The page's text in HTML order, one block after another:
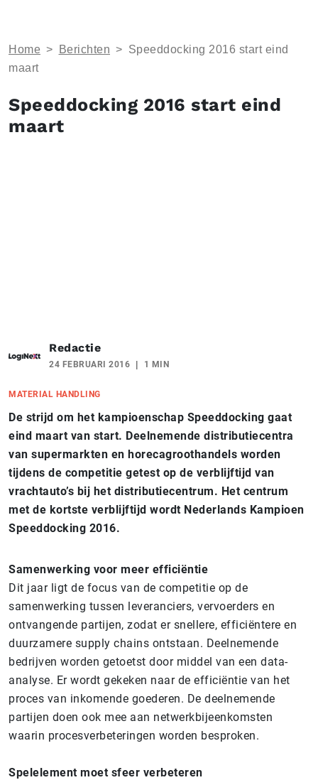
Home > Berichten > Speeddocking 2016 start eind
maart
Speeddocking 2016 start eind
maart
Redactie
24 FEBRUARI 2016 1 MIN
MATERIAL HANDLING
De strijd om het kampioenschap Speeddocking gaat
eind maart van start. Deelnemende distributiecentra
van supermarkten en horecagroothandels worden
tijdens de competitie getest op de verblijftijd van
vrachtauto’s bij het distributiecentrum. Het centrum
met de kortste verblijftijd wordt Nederlands Kampioen
Speeddocking 2016.
Samenwerking voor meer efficiëntie
Dit jaar ligt de focus van de competitie op de
samenwerking tussen leveranciers, vervoerders en
ontvangende partijen, zodat er snellere, efficiëntere en
duurzamere supply chains ontstaan. Deelnemende
bedrijven worden getoetst door middel van een data-
analyse. Er wordt gekeken naar de efficiëntie van het
proces van inkomende goederen. De deelnemende
partijen doen ook mee aan netwerkbijeenkomsten
waarin procesverbeteringen worden besproken.
Spelelement moet sfeer verbeteren